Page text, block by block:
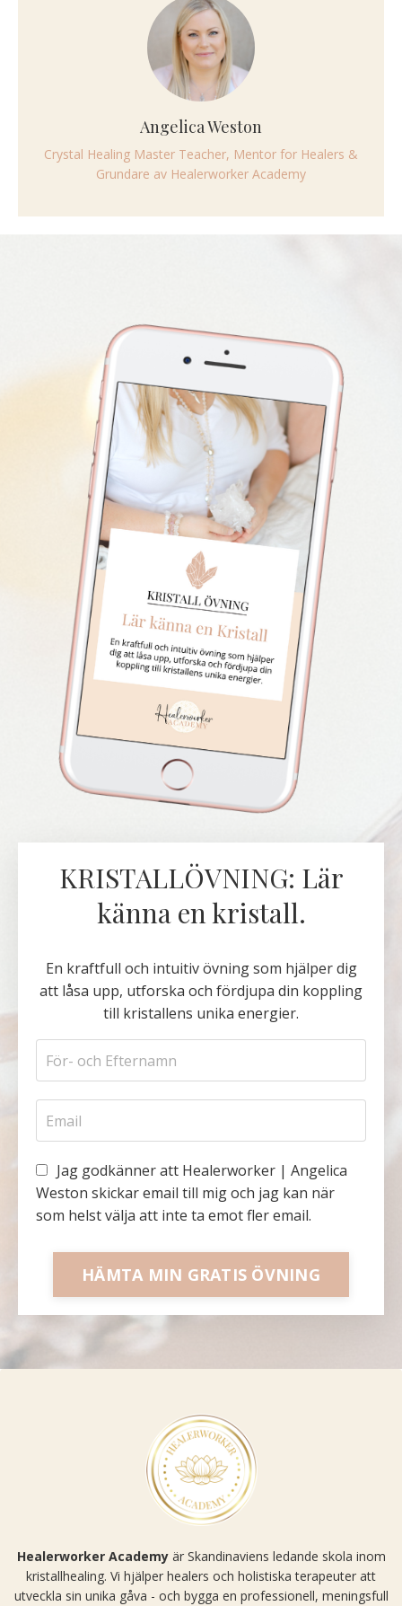
Angelica Weston
Crystal Healing Master Teacher, Mentor for Healers &
Grundare av Healerworker Academy
KRISTALLÖVNING: Lär
känna en kristall.
En kraftfull och intuitiv övning som hjälper dig
att låsa upp, utforska och fördjupa din koppling
till kristallens unika energier.
Jag godkänner att Healerworker | Angelica
Weston skickar email till mig och jag kan när
som helst välja att inte ta emot fler email.
HÄMTA MIN GRATIS ÖVNING
Healerworker Academyär Skandinaviens ledande skola inom
kristallhealing. Vi hjälper healers och holistiska terapeuter att
utveckla sin unika gåva - och bygga en professionell, meningsfull